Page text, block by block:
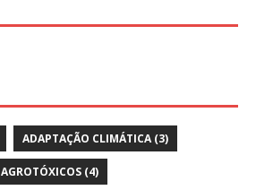
ADAPTAÇÃO CLIMÁTICA(3)
AGROTÓXICOS (4)